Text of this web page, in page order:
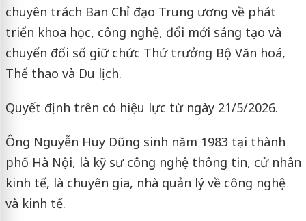
chuyên trách Ban Chỉ đạo Trung ương về phát
triển khoa học, công nghệ, đổi mới sáng tạo và
chuyển đổi số giữ chức Thứ trưởng Bộ Văn hoá,
Thể thao và Du lịch.
Quyết định trên có hiệu lực từ ngày 21/5/2026.
Ông Nguyễn Huy Dũng sinh năm 1983 tại thành
phố Hà Nội, là kỹ sư công nghệ thông tin, cử nhân
kinh tế, là chuyên gia, nhà quản lý về công nghệ
và kinh tế.